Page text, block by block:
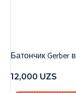
Батончик Gerber
12,000 UZS